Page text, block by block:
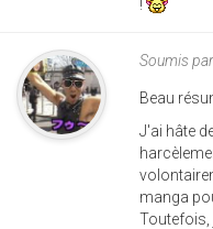
!
Soumis par
Beau
J'ai hâte
manga
Toutefois,